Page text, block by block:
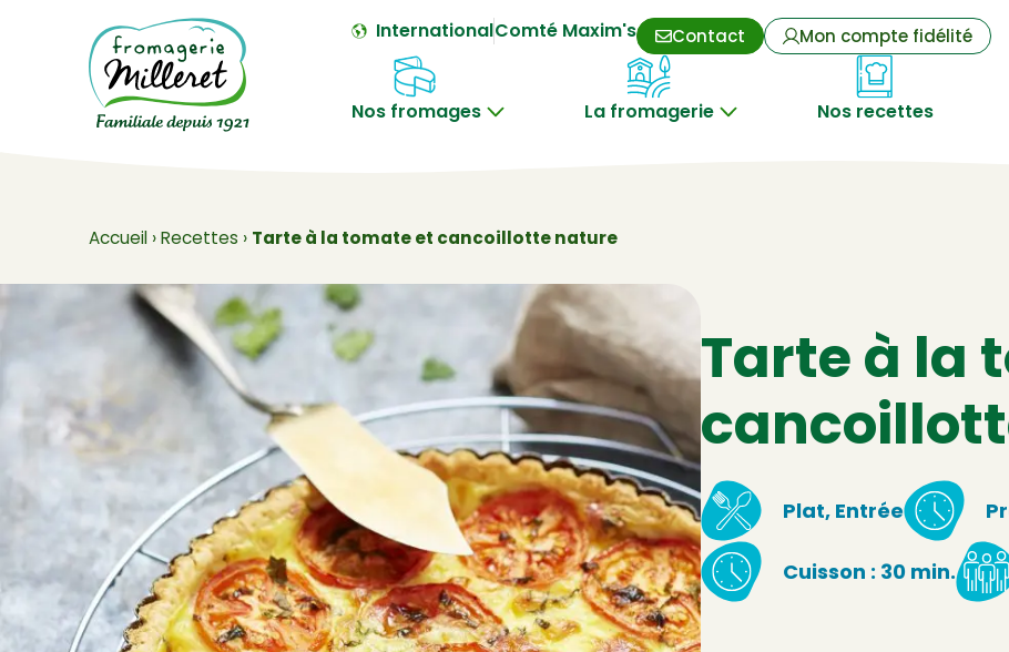
InternationalComté Maxim's Contact Mon compte fidélité
Nos fromages La fromagerie Nos recettes
Accueil ›Recettes › Tarte à la tomate et cancoillotte nature
Tarte à la
Plat, Entrée
Cuisson : 30 min.